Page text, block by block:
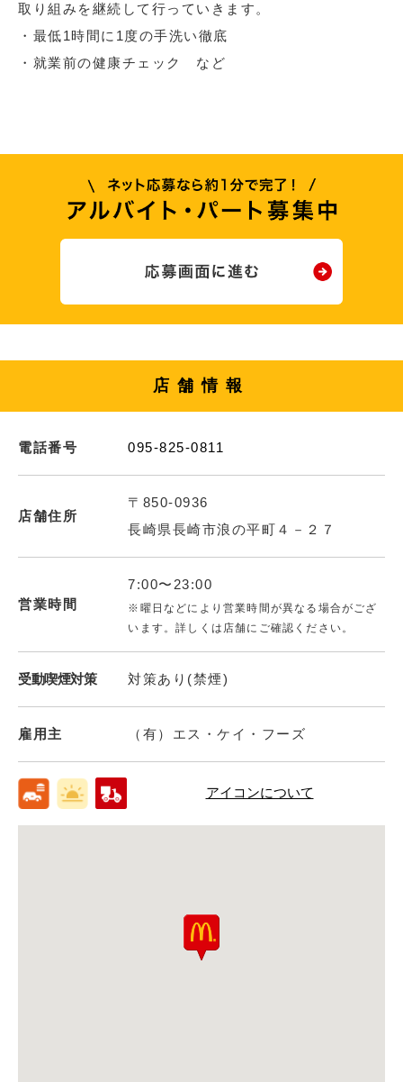
取り組みを継続して行っていきます。
・最低1時間に1度の手洗い徹底
・就業前の健康チェック など
店舗情報
電話番号 095-825-0811
店舗住所
〒850-0936
長崎県長崎市浪の平町４－２７
営業時間
7:00〜23:00
※曜日などにより営業時間が異なる場合がござ
います。詳しくは店舗にご確認ください。
受動喫煙対策 対策あり(禁煙)
雇用主 （有）エス・ケイ・フーズ
アイコンについて